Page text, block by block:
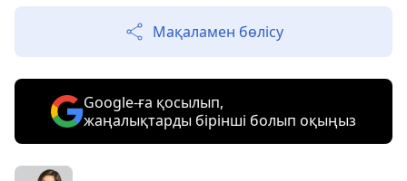
Мақаламен бөлісу
Google-ға қосылып,
жаңалықтарды бірінші болып оқыңыз